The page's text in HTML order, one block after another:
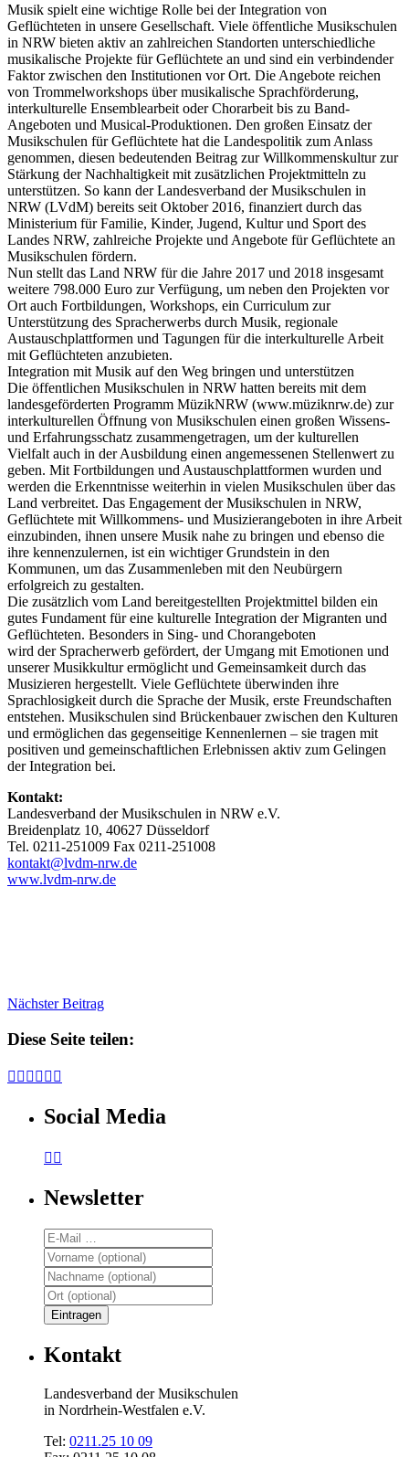
Musik spielt eine wichtige Rolle bei der Integration von
Geflüchteten in unsere Gesellschaft. Viele öffentliche Musikschulen
in NRW bieten aktiv an zahlreichen Standorten unterschiedliche
musikalische Projekte für Geflüchtete an und sind ein verbindender
Faktor zwischen den Institutionen vor Ort. Die Angebote reichen
von Trommelworkshops über musikalische Sprachförderung,
interkulturelle Ensemblearbeit oder Chorarbeit bis zu Band-
Angeboten und Musical-Produktionen. Den großen Einsatz der
Musikschulen für Geflüchtete hat die Landespolitik zum Anlass
genommen, diesen bedeutenden Beitrag zur Willkommenskultur zur
Stärkung der Nachhaltigkeit mit zusätzlichen Projektmitteln zu
unterstützen. So kann der Landesverband der Musikschulen in
NRW (LVdM) bereits seit Oktober 2016, finanziert durch das
Ministerium für Familie, Kinder, Jugend, Kultur und Sport des
Landes NRW, zahlreiche Projekte und Angebote für Geflüchtete an
Musikschulen fördern.
Nun stellt das Land NRW für die Jahre 2017 und 2018 insgesamt
weitere 798.000 Euro zur Verfügung, um neben den Projekten vor
Ort auch Fortbildungen, Workshops, ein Curriculum zur
Unterstützung des Spracherwerbs durch Musik, regionale
Austauschplattformen und Tagungen für die interkulturelle Arbeit
mit Geflüchteten anzubieten.
Integration mit Musik auf den Weg bringen und unterstützen
Die öffentlichen Musikschulen in NRW hatten bereits mit dem
landesgeförderten Programm MüzikNRW (www.müziknrw.de) zur
interkulturellen Öffnung von Musikschulen einen großen Wissens-
und Erfahrungsschatz zusammengetragen, um der kulturellen
Vielfalt auch in der Ausbildung einen angemessenen Stellenwert zu
geben. Mit Fortbildungen und Austauschplattformen wurden und
werden die Erkenntnisse weiterhin in vielen Musikschulen über das
Land verbreitet. Das Engagement der Musikschulen in NRW,
Geflüchtete mit Willkommens- und Musizierangeboten in ihre Arbeit
einzubinden, ihnen unsere Musik nahe zu bringen und ebenso die
ihre kennenzulernen, ist ein wichtiger Grundstein in den
Kommunen, um das Zusammenleben mit den Neubürgern
erfolgreich zu gestalten.
Die zusätzlich vom Land bereitgestellten Projektmittel bilden ein
gutes Fundament für eine kulturelle Integration der Migranten und
Geflüchteten. Besonders in Sing- und Chorangeboten
wird der Spracherwerb gefördert, der Umgang mit Emotionen und
unserer Musikkultur ermöglicht und Gemeinsamkeit durch das
Musizieren hergestellt. Viele Geflüchtete überwinden ihre
Sprachlosigkeit durch die Sprache der Musik, erste Freundschaften
entstehen. Musikschulen sind Brückenbauer zwischen den Kulturen
und ermöglichen das gegenseitige Kennenlernen – sie tragen mit
positiven und gemeinschaftlichen Erlebnissen aktiv zum Gelingen
der Integration bei.
Kontakt:
Landesverband der Musikschulen in NRW e.V.
Breidenplatz 10, 40627 Düsseldorf
Tel. 0211-251009 Fax 0211-251008
kontakt@lvdm-nrw.de
www.lvdm-nrw.de
Nächster Beitrag
Diese Seite teilen:
     
Social Media
 
Newsletter
Kontakt
Landesverband der Musikschulen
in Nordrhein-Westfalen e.V.
Tel: 0211.25 10 09